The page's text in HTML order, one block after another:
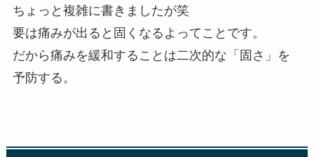
ちょっと複雑に書きましたが笑
要は痛みが出ると固くなるよってことです。
だから痛みを緩和することは二次的な「固さ」を
予防する。